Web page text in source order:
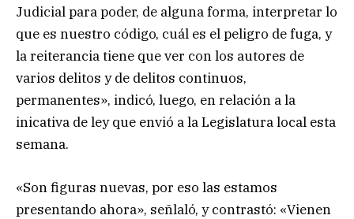
Judicial para poder, de alguna forma, interpretar lo
que es nuestro código, cuál es el peligro de fuga, y
la reiterancia tiene que ver con los autores de
varios delitos y de delitos continuos,
permanentes», indicó, luego, en relación a la
inicativa de ley que envió a la Legislatura local esta
semana.
«Son figuras nuevas, por eso las estamos
presentando ahora», señlaló, y contrastó: «Vienen